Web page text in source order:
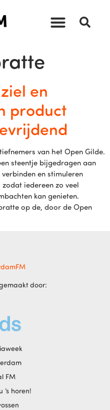
en
product
van het Open Gilde.
steentje bijgedragen aan
en stimuleren
iedereen zo veel
kan genieten.
op de, door de Open
door:
FM
‘s horen!